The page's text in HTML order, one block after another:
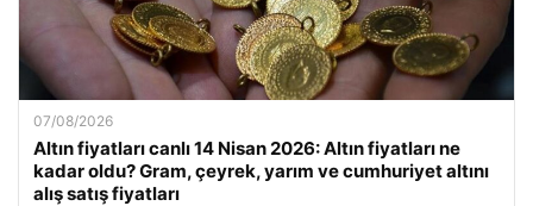
07/08/2026
Altın fiyatları canlı 14 Nisan 2026: Altın fiyatları ne
kadar oldu? Gram, çeyrek, yarım ve cumhuriyet altını
alış satış fiyatları